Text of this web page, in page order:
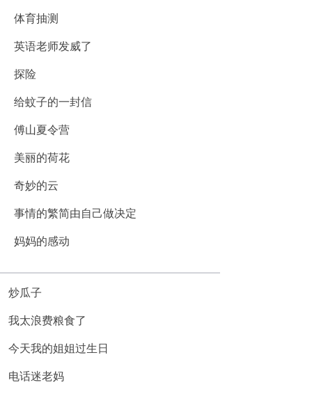
体育抽测
英语老师发威了
探险
给蚊子的一封信
傅山夏令营
美丽的荷花
奇妙的云
事情的繁简由自己做决定
妈妈的感动
炒瓜子
我太浪费粮食了
今天我的姐姐过生日
电话迷老妈